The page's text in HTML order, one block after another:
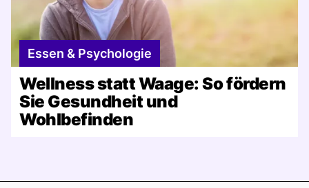
Essen & Psychologie
Wellness statt Waage: So fördern
Sie Gesundheit und
Wohlbefinden